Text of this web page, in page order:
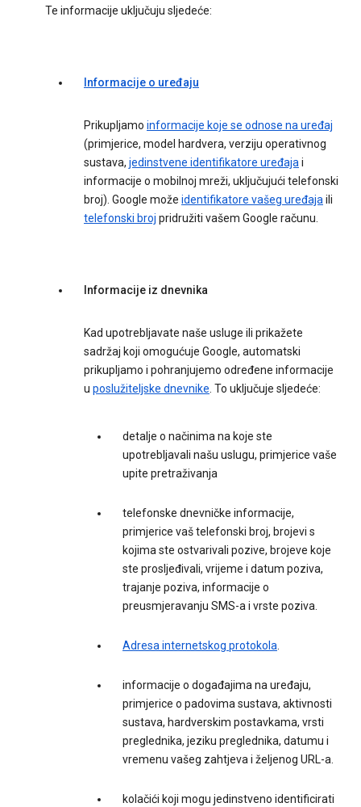
Te informacije uključuju sljedeće:
Informacije o uređaju
Prikupljamo informacije koje se odnose na uređaj
(primjerice, model hardvera, verziju operativnog
sustava, jedinstvene identifikatore uređajai
informacije o mobilnoj mreži, uključujući telefonski
broj). Google može identifikatore vašeg uređajaili
telefonski broj pridružiti vašem Google računu.
Informacije iz dnevnika
Kad upotrebljavate naše usluge ili prikažete
sadržaj koji omogućuje Google, automatski
prikupljamo i pohranjujemo određene informacije
u poslužiteljske dnevnike. To uključuje sljedeće:
detalje o načinima na koje ste
upotrebljavali našu uslugu, primjerice vaše
upite pretraživanja
telefonske dnevničke informacije,
primjerice vaš telefonski broj, brojevi s
kojima ste ostvarivali pozive, brojeve koje
ste prosljeđivali, vrijeme i datum poziva,
trajanje poziva, informacije o
preusmjeravanju SMS-a i vrste poziva.
Adresa internetskog protokola.
informacije o događajima na uređaju,
primjerice o padovima sustava, aktivnosti
sustava, hardverskim postavkama, vrsti
preglednika, jeziku preglednika, datumu i
vremenu vašeg zahtjeva i željenog URL-a.
kolačići koji mogu jedinstveno identificirati